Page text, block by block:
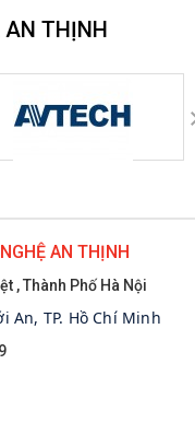
AN THỊNH
AN THỊNH
, Thành Phố Hà Nội
An, TP. Hồ Chí Minh